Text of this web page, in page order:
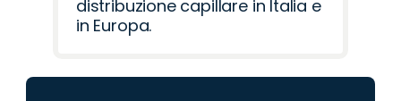
distribuzione capillare in Italia e
in Europa.